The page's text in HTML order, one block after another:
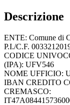
Descrizione
ENTE: Comune di
P.I./C.F.
CODICE
(IPA): UFV546
NOME UFFICIO:
IBAN CREDITO
CREMASCO: